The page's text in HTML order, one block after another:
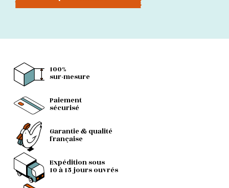
100%
sur-mesure
Paiement
sécurisé
Garantie & qualité
française
Expédition sous
10 à 15 jours ouvrés